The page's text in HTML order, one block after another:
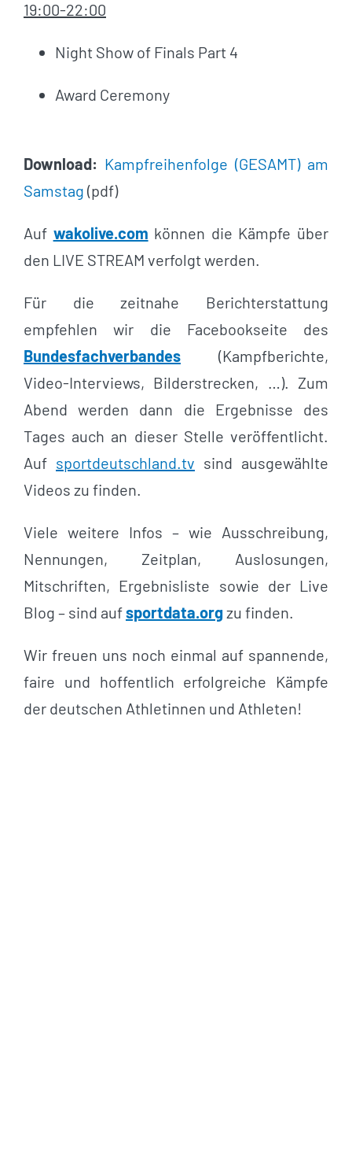
19:00-22:00
Night Show of Finals Part 4
Award Ceremony
Download: Kampfreihenfolge (GESAMT) am
Samstag (pdf)
Auf wakolive.com können die Kämpfe über
den LIVE STREAM verfolgt werden.
Für die zeitnahe Berichterstattung
empfehlen wir die Facebookseite des
Bundesfachverbandes(Kampfberichte,
Video-Interviews, Bilderstrecken, …). Zum
Abend werden dann die Ergebnisse des
Tages auch an dieser Stelle veröffentlicht.
Auf sportdeutschland.tv sind ausgewählte
Videos zu finden.
Viele weitere Infos – wie Ausschreibung,
Nennungen, Zeitplan, Auslosungen,
Mitschriften, Ergebnisliste sowie der Live
Blog – sind aufsportdata.orgzu finden.
Wir freuen uns noch einmal auf spannende,
faire und hoffentlich erfolgreiche Kämpfe
der deutschen Athletinnen und Athleten!